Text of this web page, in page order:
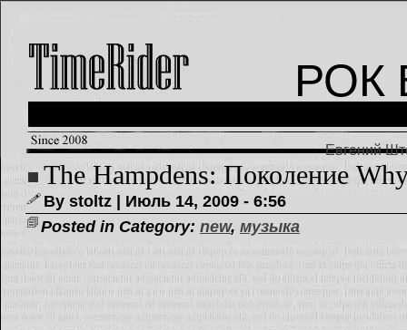
РОК
Евгений
The Hampdens: Поколение
By stoltz | Июль 14, 2009 - 6:56
Posted in Category: new, музыка